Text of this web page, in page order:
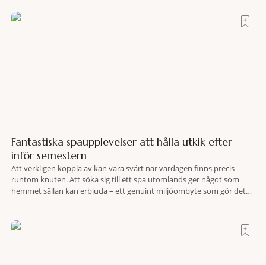
Fantastiska spaupplevelser att hålla utkik efter
inför semestern
Att verkligen koppla av kan vara svårt när vardagen finns precis
runtom knuten. Att söka sig till ett spa utomlands ger något som
hemmet sällan kan erbjuda – ett genuint miljöombyte som gör det